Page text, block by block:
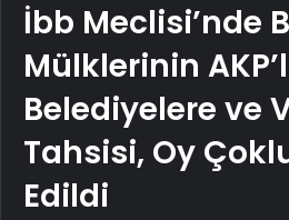
İbb Meclisi’nde
Mülklerinin
Belediyelere ve
Tahsisi, Oy
Edildi